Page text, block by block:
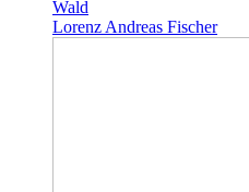
Wald
Lorenz Andreas Fischer